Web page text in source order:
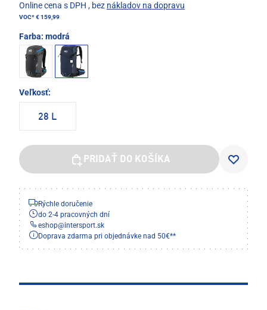
Online cena s DPH , bez nákladov na dopravu
VOC*€ 159,99
Farba: modrá
Veľkosť:
28 L
PRIDAŤ DO KOŠÍKA
Rýchle doručenie
do 2-4 pracovných dní
eshop@intersport.sk
Doprava zdarma pri objednávke nad 50€**